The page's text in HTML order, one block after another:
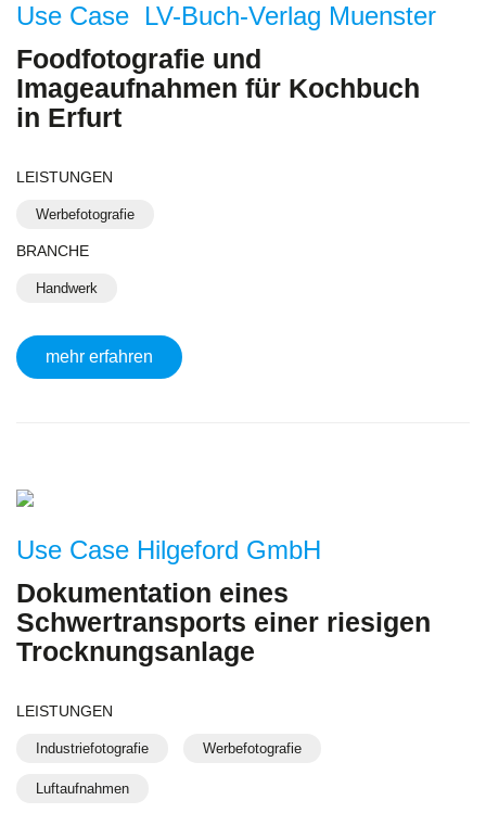
Use Case LV-Buch-Verlag Muenster
Foodfotografie und
Imageaufnahmen für Kochbuch
in Erfurt
LEISTUNGEN
Werbefotografie
BRANCHE
Handwerk
mehr erfahren
Use Case Hilgeford GmbH
Dokumentation eines
Schwertransports einer riesigen
Trocknungsanlage
LEISTUNGEN
Industriefotografie Werbefotografie
Luftaufnahmen